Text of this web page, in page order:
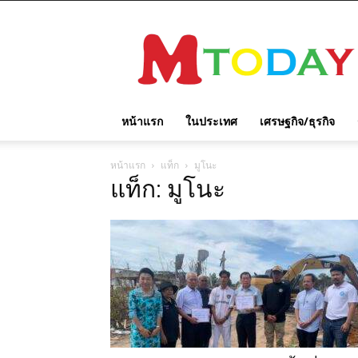
TODAY
หน้าแรก ในประเทศ เศรษฐกิจ/ธุรกิจ
หน้าแรก แท็ก มูโนะ
แท็ก: มูโนะ